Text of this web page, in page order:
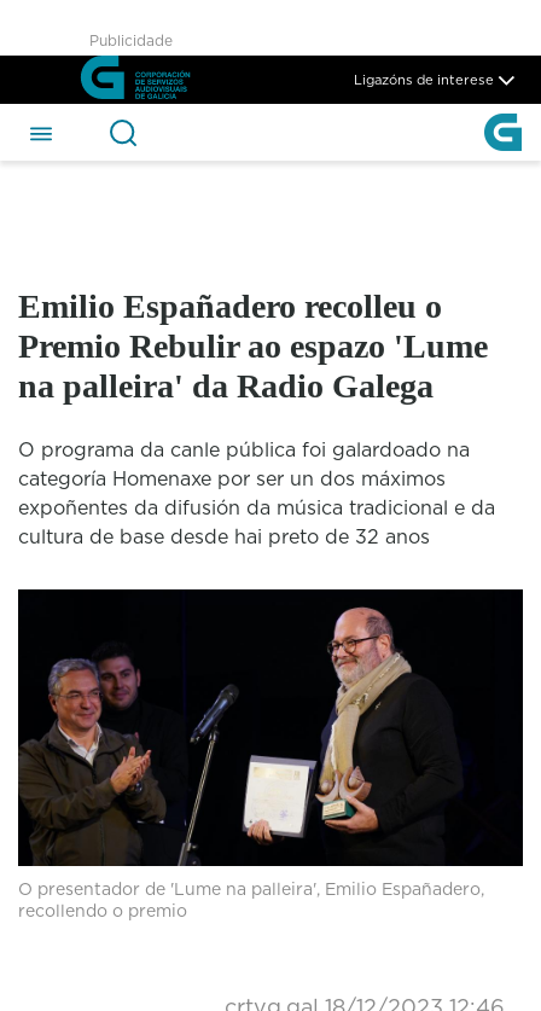
Skip to Main Content
Emilio Españadero recolleu
Publicidade
Ligazóns de interese
Emilio Españadero recolleu o
Premio Rebulir ao espazo 'Lume
na palleira' da Radio Galega
O programa da canle pública foi galardoado na
categoría Homenaxe por ser un dos máximos
expoñentes da difusión da música tradicional e da
cultura de base desde hai preto de 32 anos
O presentador de 'Lume na palleira', Emilio Españadero,
recollendo o premio